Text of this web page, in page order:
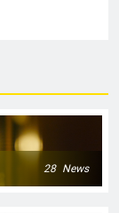
28 News